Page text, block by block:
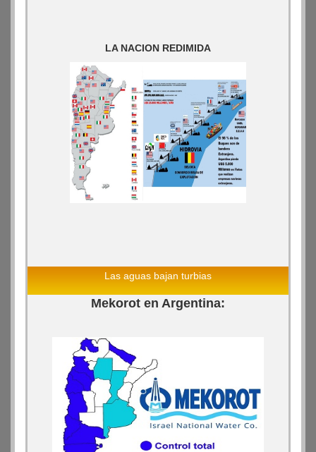
LA NACION REDIMIDA
Las aguas bajan turbias
Mekorot en Argentina: